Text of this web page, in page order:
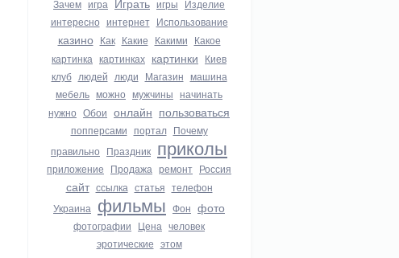
Зачем игра Играть игры Изделие
интересно интернет Использование
казино Как Какие Какими Какое
картинка картинках картинки Киев
клуб людей люди Магазин машина
мебель можно мужчины начинать
нужно Обои онлайн пользоваться
попперсами портал Почему
правильно Праздник приколы
приложение Продажа ремонт Россия
сайт ссылка статья телефон
Украина фильмы Фон фото
фотографии Цена человек
эротические этом